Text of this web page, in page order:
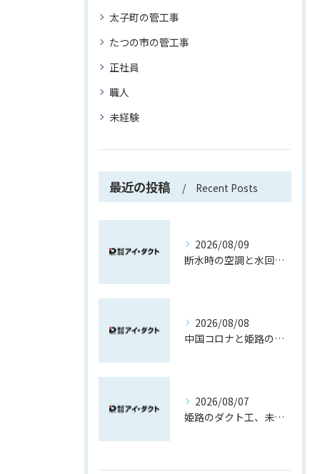
太子町の管工事
たつの市の管工事
正社員
職人
未経験
最近の投稿 Recent Posts
2026/08/09
断水時の空調と水回り、現場で守る確認手順
2026/08/08
中国コロナと姫路の現場換気、ダクト工事で備える
2026/08/07
姫路のダクト工、未経験でも先輩と覚える現場作業